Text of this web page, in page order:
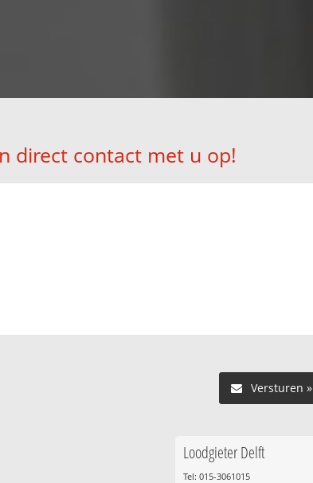
direct contact met u op!
Versturen »
Loodgieter Delft
Tel: 015-3061015